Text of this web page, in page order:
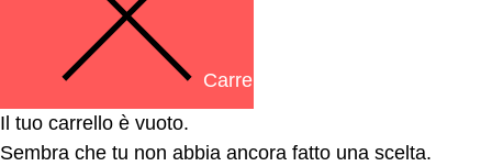
Carrello Chiuso
Il tuo carrello è vuoto.
Sembra che tu non abbia ancora fatto una scelta.